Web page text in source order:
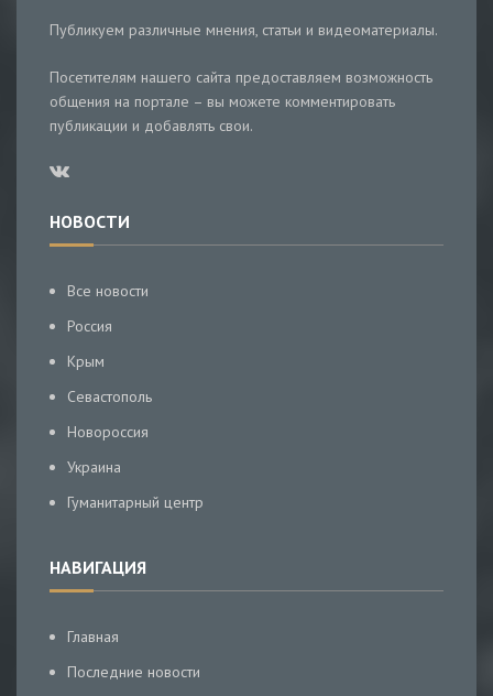
Публикуем различные мнения, статьи и видеоматериалы.
Посетителям нашего сайта предоставляем возможность
общения на портале – вы можете комментировать
публикации и добавлять свои.
НОВОСТИ
Все новости
Россия
Крым
Севастополь
Новороссия
Украина
Гуманитарный центр
НАВИГАЦИЯ
Главная
Последние новости